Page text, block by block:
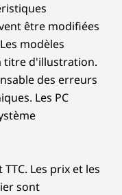
être modifiées
modèles
titre d'illustration.
des erreurs
Les PC
Les prix et les
sont